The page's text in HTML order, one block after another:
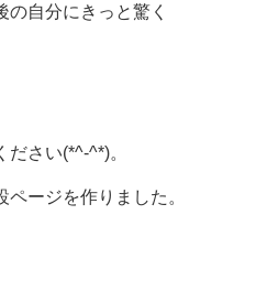
自分にきっと驚く
さい(*^-^*)。
ージを作りました。